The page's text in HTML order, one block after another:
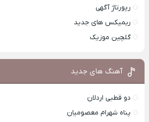
رپورتاژ آگهی
ریمیکس های جدید
گلچین موزیک
آهنگ های جدید
دو قطبی اردلان
پناه شهرام معصومیان